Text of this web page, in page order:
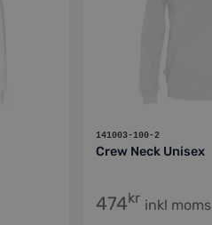
141003-100-2
Crew Neck Unisex
474kr inkl moms